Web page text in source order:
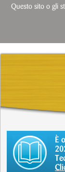
È
Questo sito o gli